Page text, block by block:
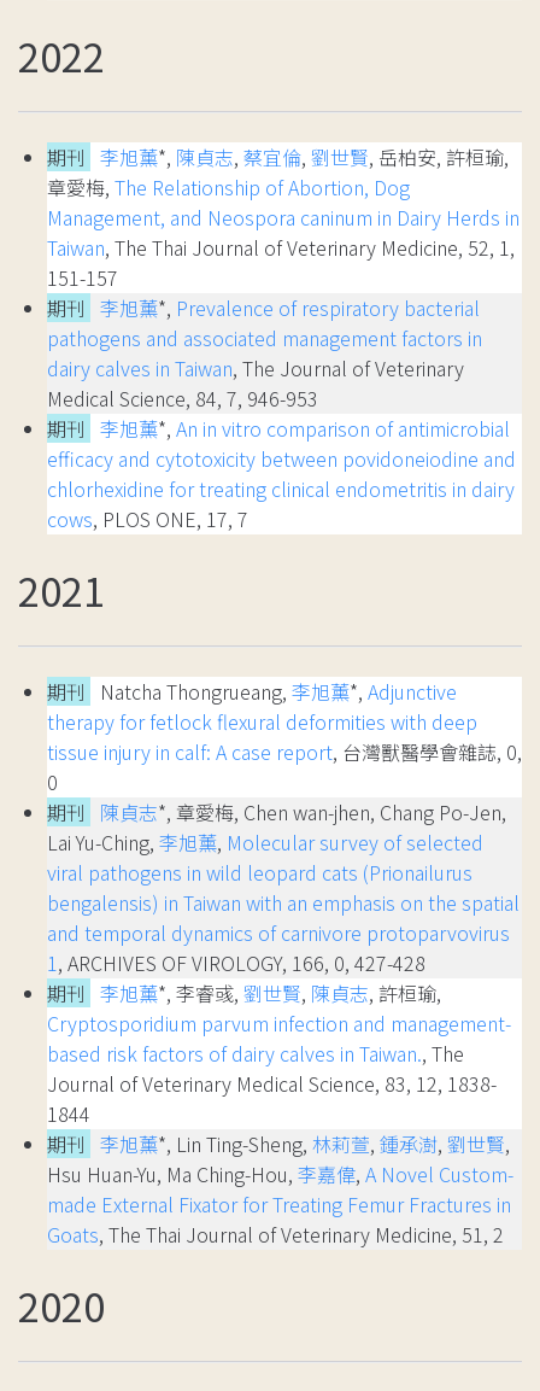
2022
期刊 李旭薰*, 陳貞志, 蔡宜倫, 劉世賢, 岳柏安, 許桓瑜,
章愛梅, The Relationship of Abortion, Dog
Management, and Neospora caninum in Dairy Herds in
Taiwan, The Thai Journal of Veterinary Medicine, 52, 1,
151-157
期刊 李旭薰*, Prevalence of respiratory bacterial
pathogens and associated management factors in
dairy calves in Taiwan, The Journal of Veterinary
Medical Science, 84, 7, 946-953
期刊 李旭薰*, An in vitro comparison of antimicrobial
efficacy and cytotoxicity between povidoneiodine and
chlorhexidine for treating clinical endometritis in dairy
cows, PLOS ONE, 17, 7
2021
期刊 Natcha Thongrueang, 李旭薰*, Adjunctive
therapy for fetlock flexural deformities with deep
tissue injury in calf: A case report, 台灣獸醫學會雜誌, 0,
0
期刊
陳貞志*, 章愛梅, Chen wan-jhen, Chang Po-Jen,
Lai Yu-Ching, 李旭薰, Molecular survey of selected
viral pathogens in wild leopard cats (Prionailurus
bengalensis) in Taiwan with an emphasis on the spatial
and temporal dynamics of carnivore protoparvovirus
1, ARCHIVES OF VIROLOGY, 166, 0, 427-428
期刊 李旭薰*, 李睿彧, 劉世賢, 陳貞志, 許桓瑜,
Cryptosporidium parvum infection and management-
based risk factors of dairy calves in Taiwan., The
Journal of Veterinary Medical Science, 83, 12, 1838-
1844
期刊 李旭薰*, Lin Ting-Sheng, 林莉萱, 鍾承澍, 劉世賢,
Hsu Huan-Yu, Ma Ching-Hou, 李嘉偉, A Novel Custom-
made External Fixator for Treating Femur Fractures in
Goats, The Thai Journal of Veterinary Medicine, 51, 2
2020